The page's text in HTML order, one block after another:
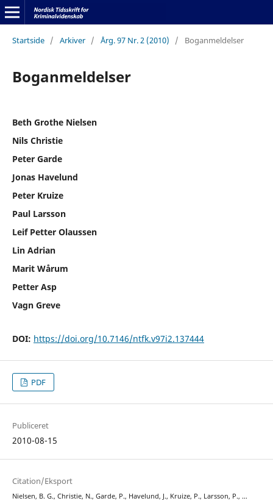
Startside / Arkiver / Årg. 97 Nr. 2 (2010) / Boganmeldelser
Boganmeldelser
Beth Grothe Nielsen
Nils Christie
Peter Garde
Jonas Havelund
Peter Kruize
Paul Larsson
Leif Petter Olaussen
Lin Adrian
Marit Wårum
Petter Asp
Vagn Greve
DOI: https://doi.org/10.7146/ntfk.v97i2.137444
PDF
Publiceret
2010-08-15
Citation/Eksport
Nielsen, B. G., Christie, N., Garde, P., Havelund, J., Kruize, P., Larsson, P., …